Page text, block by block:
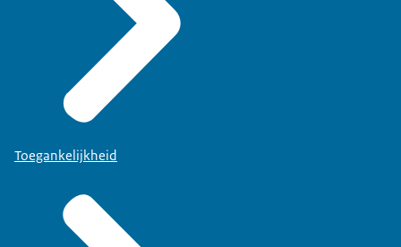
Toegankelijkheid